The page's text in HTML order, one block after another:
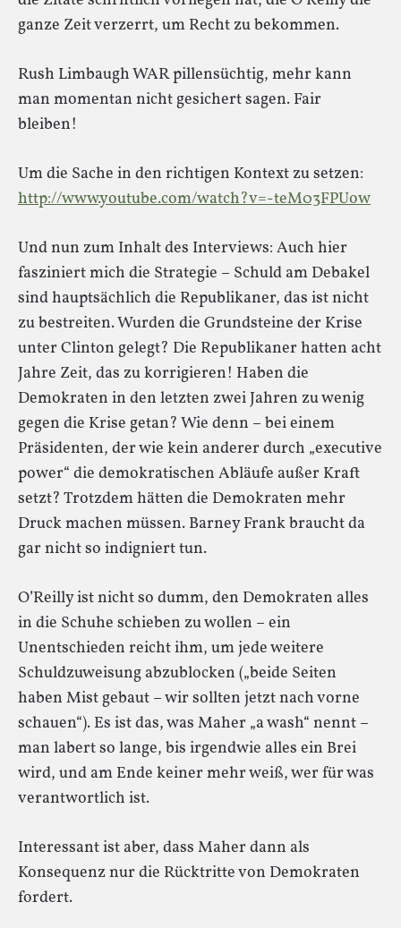
ganze Zeit verzerrt, um Recht zu bekommen.
Rush Limbaugh WAR pillensüchtig, mehr kann
man momentan nicht gesichert sagen. Fair
bleiben!
Um die Sache in den richtigen Kontext zu setzen:
http://www.youtube.com/watch?v=-teM03FPUow
Und nun zum Inhalt des Interviews: Auch hier
fasziniert mich die Strategie – Schuld am Debakel
sind hauptsächlich die Republikaner, das ist nicht
zu bestreiten. Wurden die Grundsteine der Krise
unter Clinton gelegt? Die Republikaner hatten acht
Jahre Zeit, das zu korrigieren! Haben die
Demokraten in den letzten zwei Jahren zu wenig
gegen die Krise getan? Wie denn – bei einem
Präsidenten, der wie kein anderer durch „executive
power“ die demokratischen Abläufe außer Kraft
setzt? Trotzdem hätten die Demokraten mehr
Druck machen müssen. Barney Frank braucht da
gar nicht so indigniert tun.
O’Reilly ist nicht so dumm, den Demokraten alles
in die Schuhe schieben zu wollen – ein
Unentschieden reicht ihm, um jede weitere
Schuldzuweisung abzublocken („beide Seiten
haben Mist gebaut – wir sollten jetzt nach vorne
schauen“). Es ist das, was Maher „a wash“ nennt –
man labert so lange, bis irgendwie alles ein Brei
wird, und am Ende keiner mehr weiß, wer für was
verantwortlich ist.
Interessant ist aber, dass Maher dann als
Konsequenz nur die Rücktritte von Demokraten
fordert.